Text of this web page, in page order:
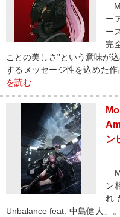
ー
ー
完
ことの美しさ”という意味が
するメッセージ性を込めた
を読む
ン
ン
れ
Unbalance feat. 中島健人」